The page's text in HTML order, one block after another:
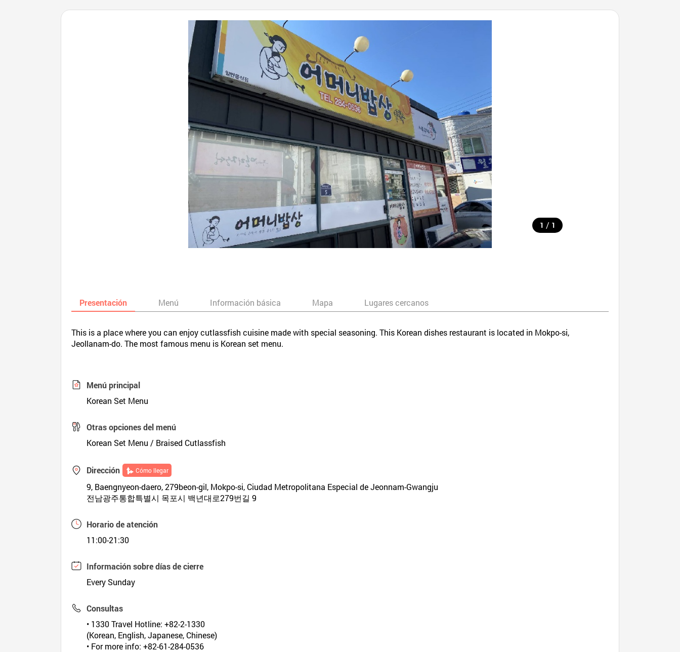
1 / 1
Presentación Menú Información básica Mapa Lugares cercanos
This is a place where you can enjoy cutlassfish cuisine made with special seasoning. This Korean dishes restaurant is located in Mokpo-si,
Jeollanam-do. The most famous menu is Korean set menu.
Menú principal
Korean Set Menu
Otras opciones del menú
Korean Set Menu / Braised Cutlassfish
Dirección Cómo llegar
9, Baengnyeon-daero, 279beon-gil, Mokpo-si, Ciudad Metropolitana Especial de Jeonnam-Gwangju
전남광주통합특별시 목포시 백년대로279번길 9
Horario de atención
11:00-21:30
Información sobre días de cierre
Every Sunday
Consultas
• 1330 Travel Hotline: +82-2-1330
(Korean, English, Japanese, Chinese)
• For more info: +82-61-284-0536